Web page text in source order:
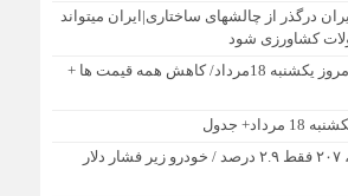
درگذر از چالشهای ساختاری|ایران میتواند
کشاورزی شود
قیمت طلا و سکه امروز یکشنبه 18مرداد/ کاهش همه قیمت ها +
جدول
دلار ۴ درصد ریخت، ۲۰۷ فقط ۲.۹ درصد / خودرو زیر فشار دلار